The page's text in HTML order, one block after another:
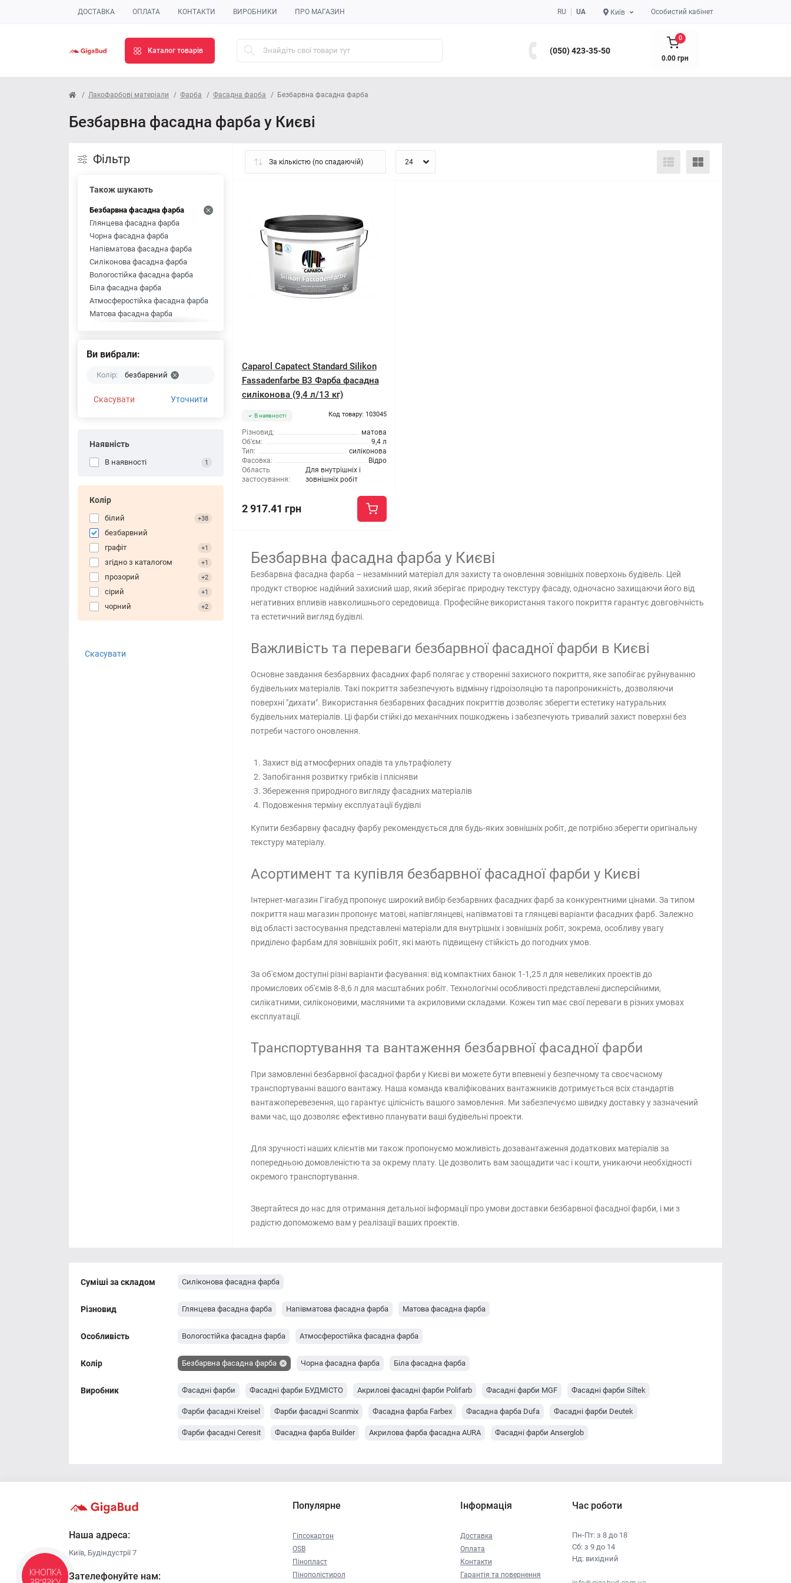
ДОСТАВКА ОПЛАТА КОНТАКТИ ВИРОБНИКИ ПРО МАГАЗИН RU UA Київ Особистий кабінет
Каталог товарів (050) 423-35-50
0
0.00 грн
Лакофарбові матеріали Фарба Фасадна фарба Безбарвна фасадна фарба
Безбарвна фасадна фарба у Києві
Фільтр
Також шукають
Безбарвна фасадна фарба
Глянцева фасадна фарба
Чорна фасадна фарба
Напівматова фасадна фарба
Силіконова фасадна фарба
Вологостійка фасадна фарба
Біла фасадна фарба
Атмосферостійка фасадна фарба
Матова фасадна фарба
Акрилові фасадні фарби Polifarb
Фасадні фарби Siltek
Фарби фасадні Scanmix
Фасадні фарби Deutek
Фарби фасадні Ceresit
Фасадна фарба Builder
Фасадні фарби Anserglob
Ви вибрали:
Колір: безбарвний
Скасувати Уточнити
Наявність
В наявності 1
Колір
білий +38
безбарвний
графіт
+1
згідно з каталогом +1
прозорий +2
сірий +1
чорний +2
Скасувати
Caparol Capatect Standard Silikon
Fassadenfarbe B3 Фарба фасадна
силіконова (9,4 л/13 кг)
В наявності Код товару: 103045
Різновид:
матова
Об'єм:
9,4 л
Тип:
силіконова
Фасовка:
Відро
Область
застосування:
Для внутрішніх і
зовнішніх робіт
2 917.41 грн
Безбарвна фасадна фарба у Києві
Безбарвна фасадна фарба – незамінний матеріал для захисту та оновлення зовнішніх поверхонь будівель. Цей
продукт створює надійний захисний шар, який зберігає природну текстуру фасаду, одночасно захищаючи його від
негативних впливів навколишнього середовища. Професійне використання такого покриття гарантує довговічність
та естетичний вигляд будівлі.
Важливість та переваги безбарвної фасадної фарби в Києві
Основне завдання безбарвних фасадних фарб полягає у створенні захисного покриття, яке запобігає руйнуванню
будівельних матеріалів. Такі покриття забезпечують відмінну гідроізоляцію та паропроникність, дозволяючи
поверхні "дихати". Використання безбарвних фасадних покриттів дозволяє зберегти естетику натуральних
будівельних матеріалів. Ці фарби стійкі до механічних пошкоджень і забезпечують тривалий захист поверхні без
потреби частого оновлення.
Захист від атмосферних опадів та ультрафіолету
Запобігання розвитку грибків і плісняви
Збереження природного вигляду фасадних матеріалів
Подовження терміну експлуатації будівлі
Купити безбарвну фасадну фарбу рекомендується для будь-яких зовнішніх робіт, де потрібно зберегти оригінальну
текстуру матеріалу.
Асортимент та купівля безбарвної фасадної фарби у Києві
Інтернет-магазин Гігабуд пропонує широкий вибір безбарвних фасадних фарб за конкурентними цінами. За типом
покриття наш магазин пропонує матові, напівглянцеві, напівматові та глянцеві варіанти фасадних фарб. Залежно
від області застосування представлені матеріали для внутрішніх і зовнішніх робіт, зокрема, особливу увагу
приділено фарбам для зовнішніх робіт, які мають підвищену стійкість до погодних умов.
За об'ємом доступні різні варіанти фасування: від компактних банок 1-1,25 л для невеликих проектів до
промислових об'ємів 8-8,6 л для масштабних робіт. Технологічні особливості представлені дисперсійними,
силікатними, силіконовими, масляними та акриловими складами. Кожен тип має свої переваги в різних умовах
експлуатації.
Транспортування та вантаження безбарвної фасадної фарби
При замовленні безбарвної фасадної фарби у Києві ви можете бути впевнені у безпечному та своєчасному
транспортуванні вашого вантажу. Наша команда кваліфікованих вантажників дотримується всіх стандартів
вантажоперевезення, що гарантує цілісність вашого замовлення. Ми забезпечуємо швидку доставку у зазначений
вами час, що дозволяє ефективно планувати ваші будівельні проекти.
Для зручності наших клієнтів ми також пропонуємо можливість дозавантаження додаткових матеріалів за
попередньою домовленістю та за окрему плату. Це дозволить вам заощадити час і кошти, уникаючи необхідності
окремого транспортування.
Звертайтеся до нас для отримання детальної інформації про умови доставки безбарвної фасадної фарби, і ми з
радістю допоможемо вам у реалізації ваших проектів.
Суміші за складом Силіконова фасадна фарба
Різновид Глянцева фасадна фарба Напівматова фасадна фарба Матова фасадна фарба
Особливість Вологостійка фасадна фарба Атмосферостійка фасадна фарба
Колір Безбарвна фасадна фарба Чорна фасадна фарба Біла фасадна фарба
Виробник Фасадні фарби Фасадні фарби БУДМІСТО Акрилові фасадні фарби Polifarb Фасадні фарби MGF Фасадні фарби Siltek
Фарби фасадні Kreisel Фарби фасадні Scanmix Фасадна фарба Farbex Фасадна фарба Dufa Фасадні фарби Deutek
Фарби фасадні Ceresit Фасадна фарба Builder Акрилова фарба фасадна AURA Фасадні фарби Anserglob
Наша адреса:
Київ, Будіндустрії 7
Зателефонуйте нам:
Популярне
Гіпсокартон
OSB
Пінопласт
Пінополістирол
Інформація
Доставка
Оплата
Контакти
Гарантія та повернення
Час роботи
Пн-Пт: з 8 до 18
Сб: з 9 до 14
Нд: вихідний
КНОПКА
ЗВ'ЯЗКУ